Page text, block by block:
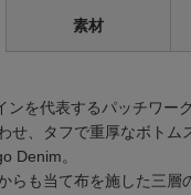
素材
ンを代表するパッチワー
せ、タフで重厚なボトム
Denim。
らも当て布を施した三層